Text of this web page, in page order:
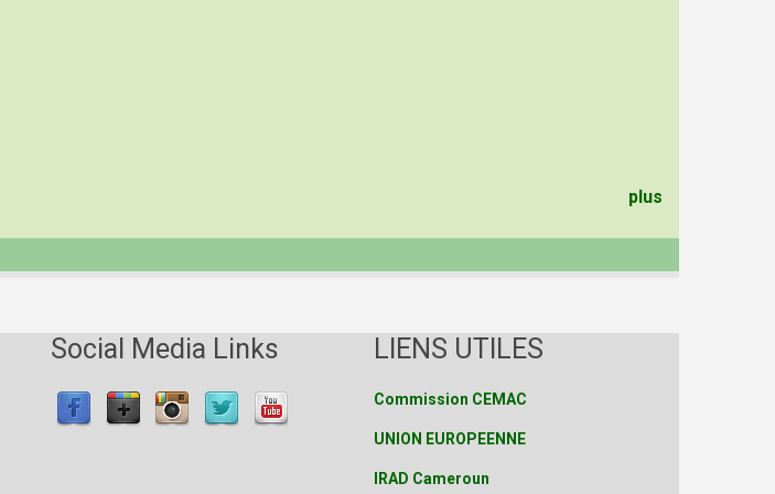
plus
Social Media Links LIENS UTILES
Commission CEMAC
UNION EUROPEENNE
IRAD Cameroun